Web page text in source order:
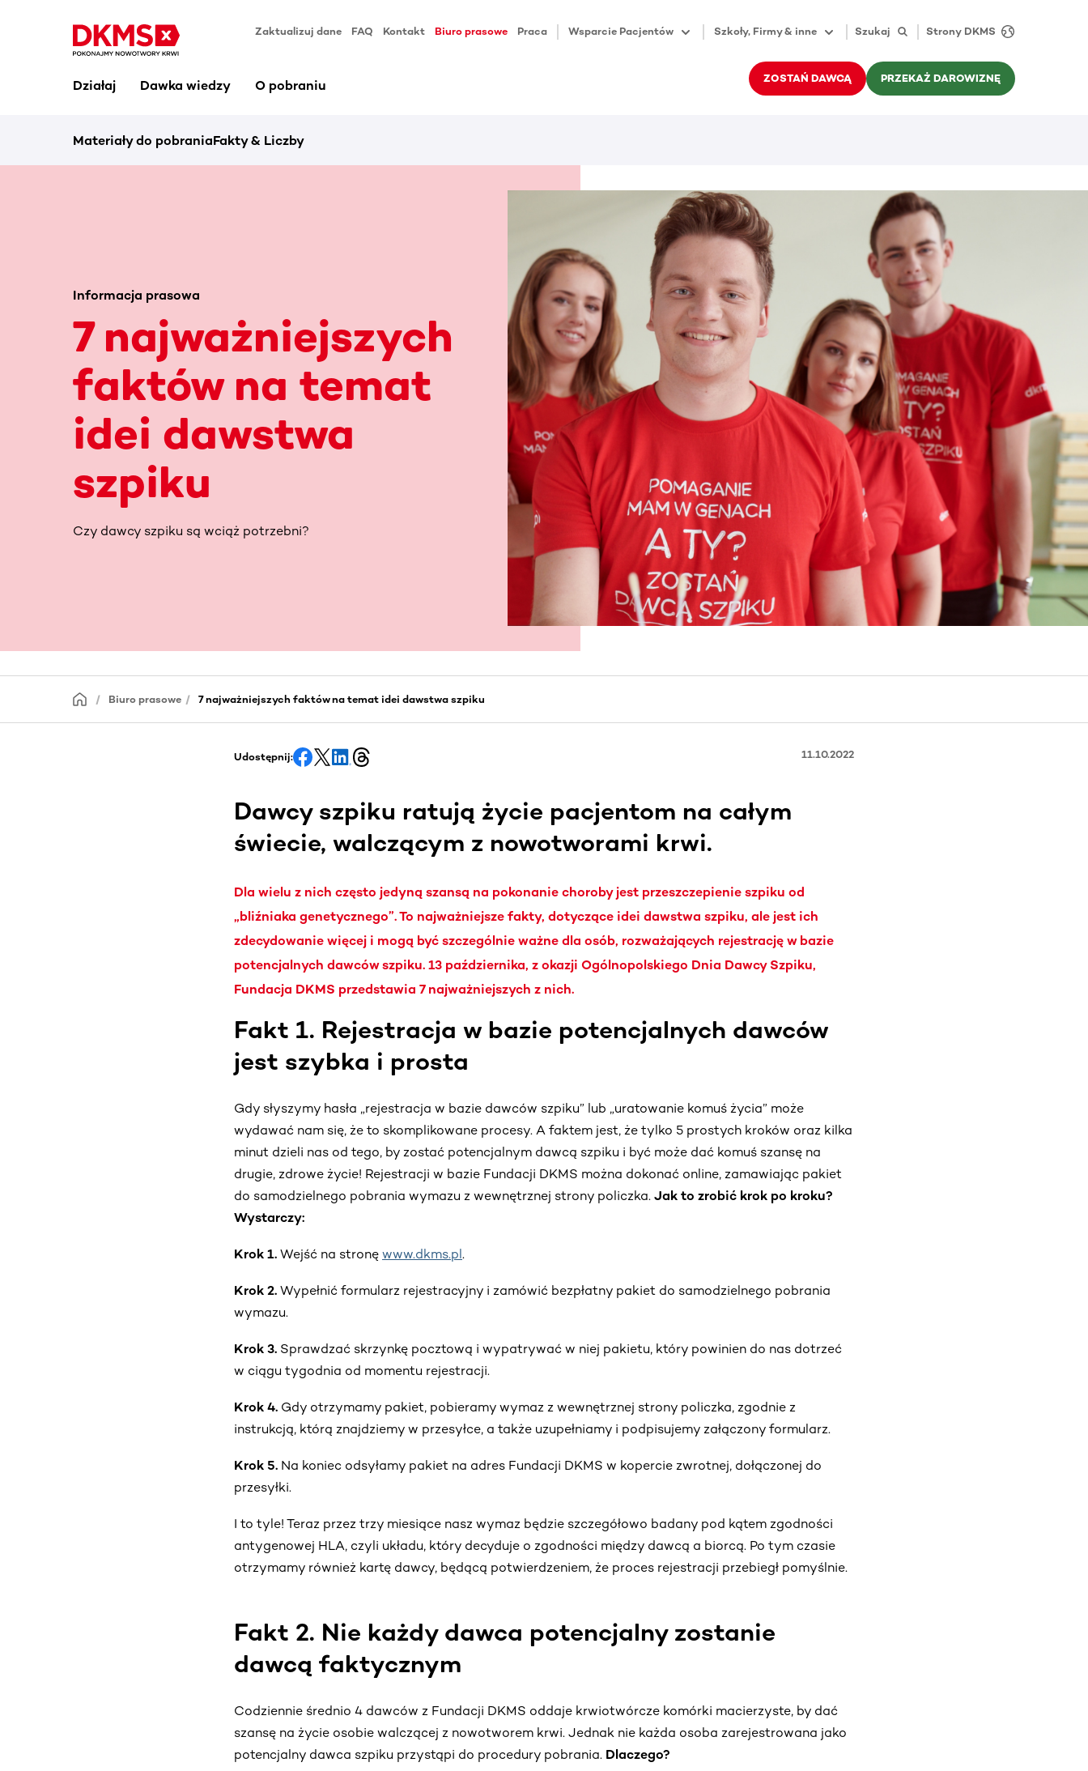
Zaktualizuj dane FAQ Kontakt Biuro prasowe Praca Wsparcie Pacjentów Szkoły, Firmy & inne Szukaj Strony DKMS
Działaj Dawka wiedzy O pobraniu ZOSTAŃ DAWCĄ PRZEKAŻ DAROWIZNĘ
Materiały do pobraniaFakty & Liczby
Informacja prasowa
7 najważniejszych
faktów na temat
idei dawstwa
szpiku
Czy dawcy szpiku są wciąż potrzebni?
Biuro prasowe 7 najważniejszych faktów na temat idei dawstwa szpiku
Udostępnij: 11.10.2022
Dawcy szpiku ratują życie pacjentom na całym
świecie, walczącym z nowotworami krwi.
Dla wielu z nich często jedyną szansą na pokonanie choroby jest przeszczepienie szpiku od
„bliźniaka genetycznego”. To najważniejsze fakty, dotyczące idei dawstwa szpiku, ale jest ich
zdecydowanie więcej i mogą być szczególnie ważne dla osób, rozważających rejestrację w bazie
potencjalnych dawców szpiku. 13 października, z okazji Ogólnopolskiego Dnia Dawcy Szpiku,
Fundacja DKMS przedstawia 7 najważniejszych z nich.
Fakt 1. Rejestracja w bazie potencjalnych dawców
jest szybka i prosta
Gdy słyszymy hasła „rejestracja w bazie dawców szpiku” lub „uratowanie komuś życia” może
wydawać nam się, że to skomplikowane procesy. A faktem jest, że tylko 5 prostych kroków oraz kilka
minut dzieli nas od tego, by zostać potencjalnym dawcą szpiku i być może dać komuś szansę na
drugie, zdrowe życie! Rejestracji w bazie Fundacji DKMS można dokonać online, zamawiając pakiet
do samodzielnego pobrania wymazu z wewnętrznej strony policzka. Jak to zrobić krok po kroku?
Wystarczy:
Krok 1. Wejść na stronę www.dkms.pl.
Krok 2. Wypełnić formularz rejestracyjny i zamówić bezpłatny pakiet do samodzielnego pobrania
wymazu.
Krok 3. Sprawdzać skrzynkę pocztową i wypatrywać w niej pakietu, który powinien do nas dotrzeć
w ciągu tygodnia od momentu rejestracji.
Krok 4. Gdy otrzymamy pakiet, pobieramy wymaz z wewnętrznej strony policzka, zgodnie z
instrukcją, którą znajdziemy w przesyłce, a także uzupełniamy i podpisujemy załączony formularz.
Krok 5. Na koniec odsyłamy pakiet na adres Fundacji DKMS w kopercie zwrotnej, dołączonej do
przesyłki.
I to tyle! Teraz przez trzy miesiące nasz wymaz będzie szczegółowo badany pod kątem zgodności
antygenowej HLA, czyli układu, który decyduje o zgodności między dawcą a biorcą. Po tym czasie
otrzymamy również kartę dawcy, będącą potwierdzeniem, że proces rejestracji przebiegł pomyślnie.
Fakt 2. Nie każdy dawca potencjalny zostanie
dawcą faktycznym
Codziennie średnio 4 dawców z Fundacji DKMS oddaje krwiotwórcze komórki macierzyste, by dać
szansę na życie osobie walczącej z nowotworem krwi. Jednak nie każda osoba zarejestrowana jako
potencjalny dawca szpiku przystąpi do procedury pobrania. Dlaczego?